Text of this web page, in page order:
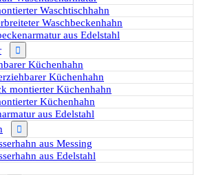
Waschtischhahn
Waschbeckenhahn
aus Edelstahl
Küchenhahn
Küchenhahn
montierter Küchenhahn
Küchenhahn
aus Edelstahl
aus Messing
aus Edelstahl